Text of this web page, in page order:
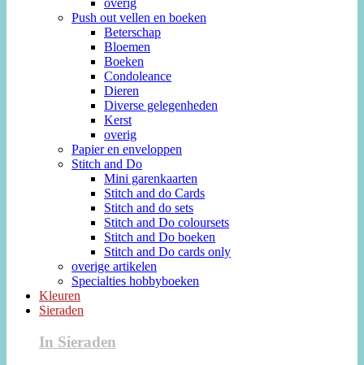
overig
Push out vellen en boeken
Beterschap
Bloemen
Boeken
Condoleance
Dieren
Diverse gelegenheden
Kerst
overig
Papier en enveloppen
Stitch and Do
Mini garenkaarten
Stitch and do Cards
Stitch and do sets
Stitch and Do coloursets
Stitch and Do boeken
Stitch and Do cards only
overige artikelen
Specialties hobbyboeken
Kleuren
Sieraden
In Sieraden